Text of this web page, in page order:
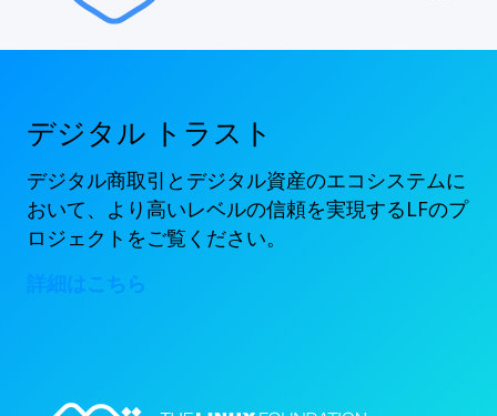
デジタル トラスト
デジタル商取引とデジタル資産のエコシステムに
おいて、より高いレベルの信頼を実現するLFのプ
ロジェクトをご覧ください。
詳細はこちら